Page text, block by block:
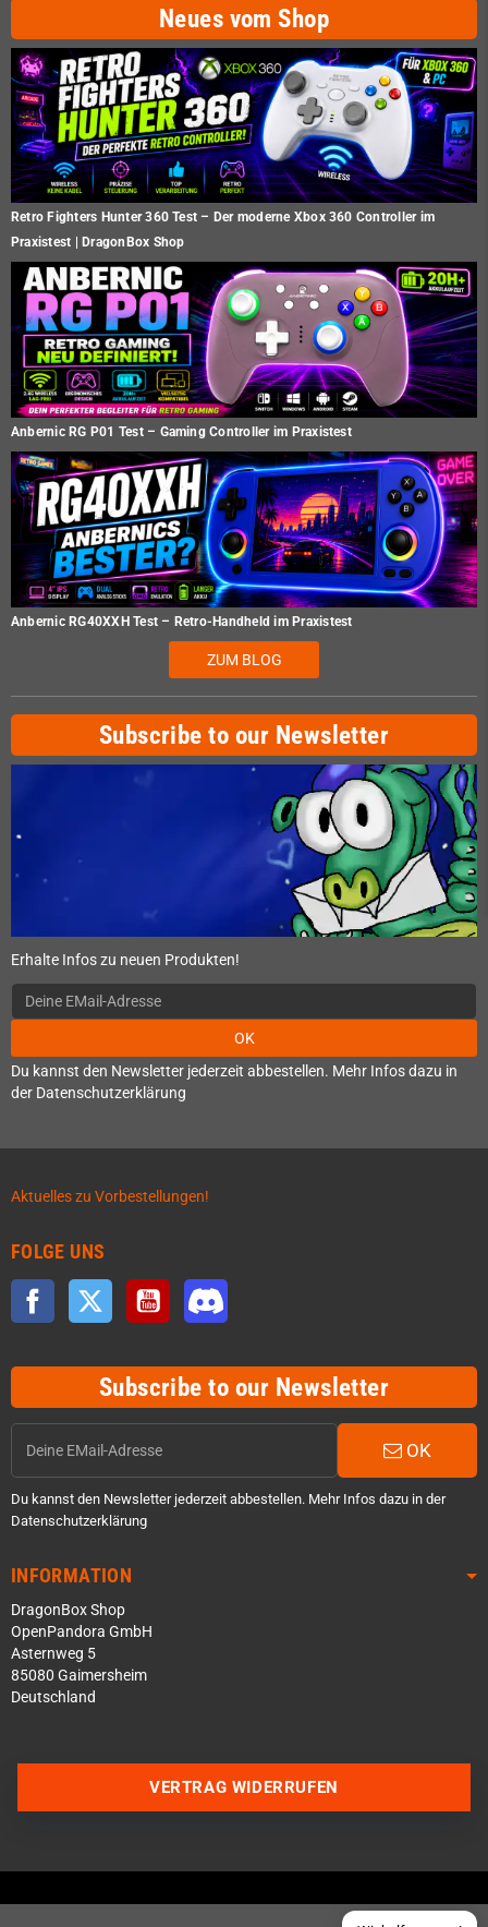
Neues vom Shop
Retro Fighters Hunter 360 Test – Der moderne Xbox 360 Controller im
Praxistest | DragonBox Shop
Anbernic RG P01 Test – Gaming Controller im Praxistest
Anbernic RG40XXH Test – Retro-Handheld im Praxistest
ZUM BLOG
Subscribe to our Newsletter
Erhalte Infos zu neuen Produkten!
OK
Du kannst den Newsletter jederzeit abbestellen. Mehr Infos dazu in
der Datenschutzerklärung
Aktuelles zu Vorbestellungen!
FOLGE UNS
Facebook Twitter YouTube
Subscribe to our Newsletter
OK
Du kannst den Newsletter jederzeit abbestellen. Mehr Infos dazu in der
Datenschutzerklärung
INFORMATION
DragonBox Shop
OpenPandora GmbH
Asternweg 5
85080 Gaimersheim
Deutschland
Schick uns eine eMail
VERTRAG WIDERRUFEN